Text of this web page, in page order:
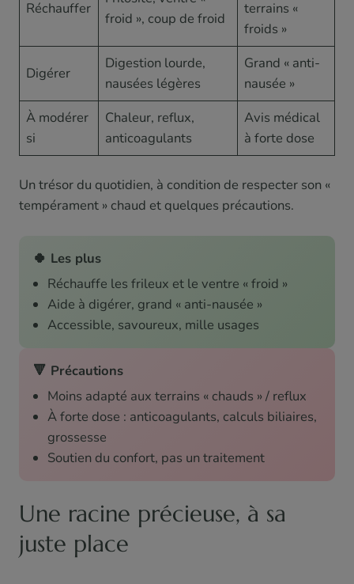
Réchauffer
froid », coup de froid
terrains «
froids »
Digérer
Digestion lourde,
nausées légères
Grand « anti-
nausée »
À modérer
si
Chaleur, reflux,
anticoagulants
Avis médical
à forte dose
Un trésor du quotidien, à condition de respecter son «
tempérament » chaud et quelques précautions.
🍀 Les plus
Réchauffe les frileux et le ventre « froid »
Aide à digérer, grand « anti-nausée »
Accessible, savoureux, mille usages
🔻 Précautions
Moins adapté aux terrains « chauds » / reflux
À forte dose : anticoagulants, calculs biliaires,
grossesse
Soutien du confort, pas un traitement
Une racine précieuse, à sa
juste place